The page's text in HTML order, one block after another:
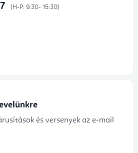
és versenyek az e-mail